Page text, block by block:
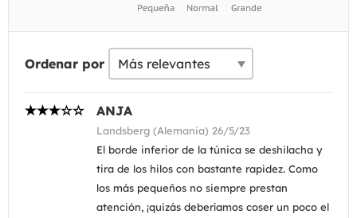
Ordenar por
ANJA
Landsberg (Alemania) 26/5/23
El borde inferior de la túnica se deshilacha y
tira de los hilos con bastante rapidez. Como
los más pequeños no siempre prestan
atención, ¡quizás deberíamos coser un poco el